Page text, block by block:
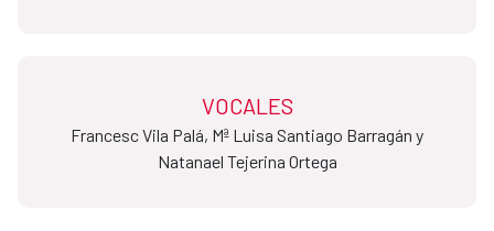
VOCALES
Francesc Vila Palá, Mª Luisa Santiago Barragán y
Natanael Tejerina Ortega